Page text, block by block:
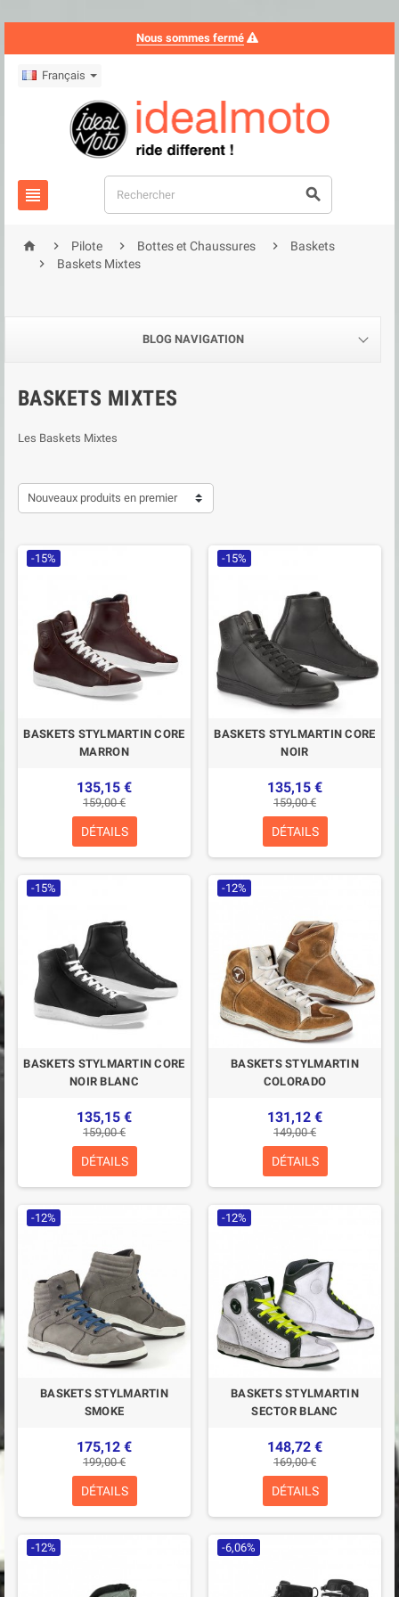
Nous sommes fermé
Français
 
  Pilote  Bottes et Chaussures 
Baskets

Baskets Mixtes
BLOG NAVIGATION
BASKETS MIXTES
Les Baskets Mixtes
Nouveaux produits en premier
-15%
BASKETS STYLMARTIN CORE
MARRON
135,15 €
159,00 €
DÉTAILS
-15%
BASKETS STYLMARTIN CORE
NOIR
135,15 €
159,00 €
DÉTAILS
-15%
BASKETS STYLMARTIN CORE
NOIR BLANC
135,15 €
159,00 €
DÉTAILS
-12%
BASKETS STYLMARTIN
COLORADO
131,12 €
149,00 €
DÉTAILS
-12%
BASKETS STYLMARTIN
SMOKE
175,12 €
199,00 €
DÉTAILS
-12%
BASKETS STYLMARTIN
SECTOR BLANC
148,72 €
169,00 €
DÉTAILS
-12% -6,06%